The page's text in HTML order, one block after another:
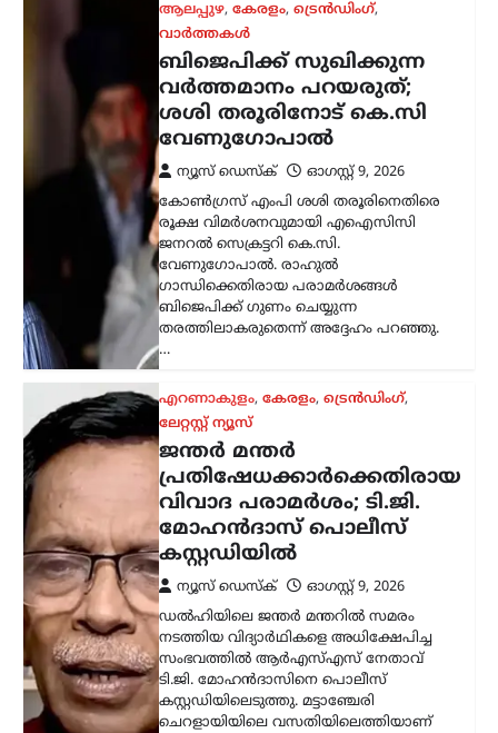
ആലപ്പുഴ, കേരളം, ട്രെൻഡിംഗ്,
വാർത്തകൾ
ബിജെപിക്ക് സുഖിക്കുന്ന
വര്‍ത്തമാനം പറയരുത്;
ശശി തരൂരിനോട് കെ.സി
വേണുഗോപാൽ
ന്യൂസ് ഡെസ്ക്
ഓഗസ്റ്റ്‌ 9, 2026
കോൺഗ്രസ് എംപി ശശി തരൂരിനെതിരെ
രൂക്ഷ വിമർശനവുമായി എഐസിസി
ജനറൽ സെക്രട്ടറി കെ.സി.
വേണുഗോപാൽ. രാഹുൽ
ഗാന്ധിക്കെതിരായ പരാമർശങ്ങൾ
ബിജെപിക്ക് ഗുണം ചെയ്യുന്ന
തരത്തിലാകരുതെന്ന് അദ്ദേഹം പറഞ്ഞു.
…
എറണാകുളം, കേരളം, ട്രെൻഡിംഗ്,
ലേറ്റസ്റ്റ് ന്യൂസ്
ജന്തർ മന്തർ
പ്രതിഷേധക്കാർക്കെതിരായ
വിവാദ പരാമർശം; ടി.ജി.
മോഹൻദാസ് പൊലീസ്
കസ്റ്റഡിയിൽ
ന്യൂസ് ഡെസ്ക്
ഓഗസ്റ്റ്‌ 9, 2026
ഡൽഹിയിലെ ജന്തർ മന്തറിൽ സമരം
നടത്തിയ വിദ്യാർഥികളെ അധിക്ഷേപിച്ച
സംഭവത്തിൽ ആർഎസ്എസ് നേതാവ്
ടി.ജി. മോഹൻദാസിനെ പൊലീസ്
കസ്റ്റഡിയിലെടുത്തു. മട്ടാഞ്ചേരി
ചെറളായിയിലെ വസതിയിലെത്തിയാണ്